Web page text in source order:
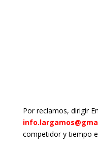
Por reclamos, dirigir
competidor y tiempo